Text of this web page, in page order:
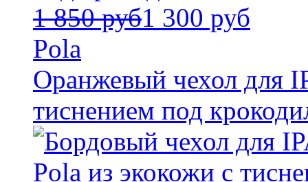
1 850 руб1 300 руб
Pola
Оранжевый чехол для
тиснением под